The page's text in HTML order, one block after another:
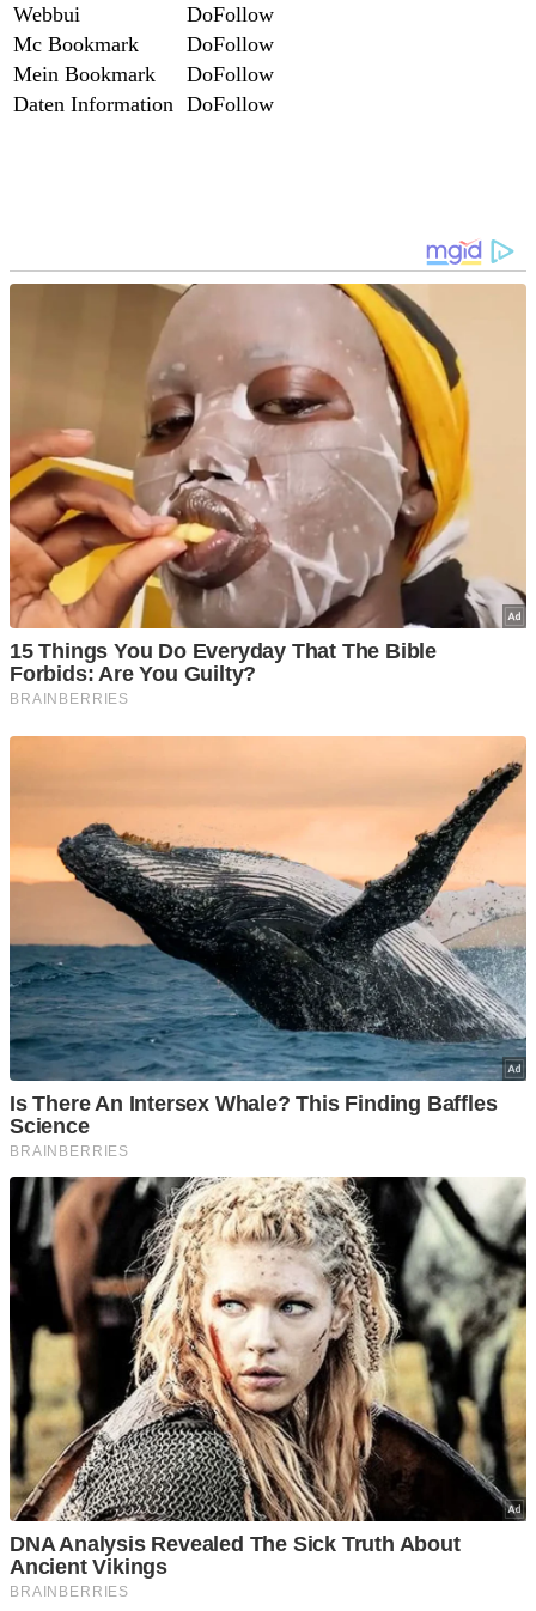
Webbui
DoFollow
Mc Bookmark
DoFollow
Mein Bookmark
DoFollow
Daten Information DoFollow